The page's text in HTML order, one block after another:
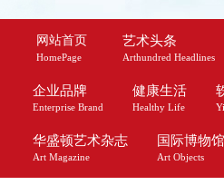
网站首页
HomePage
艺术头条
Arthundred Headlines
企业品牌
Enterprise Brand
健康生活
Healthy Life
华盛顿艺术杂志
Art Magazine
国际博物馆
Art Objects